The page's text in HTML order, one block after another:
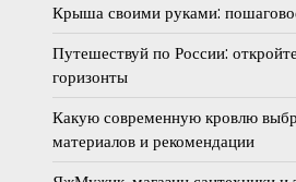
Крыша своими руками:
Путешествуй по России:
горизонты
Какую современную кровлю
материалов и рекомендации